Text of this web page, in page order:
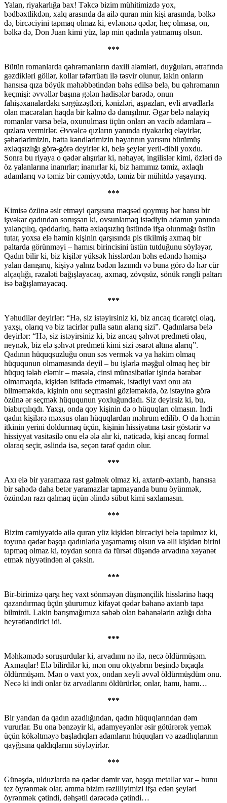
Yalan, riyakarlığa bax! Təkcə bizim mühitimizdə yox,
bədbəxtlikdən, xalq arasında da ailə quran min kişi arasında, bəlkə
də, bircəciyini tapmaq olmaz ki, evlənənə qədər, heç olmasa, on,
bəlkə də, Don Juan kimi yüz, lap min qadınla yatmamış olsun.
***
Bütün romanlarda qəhrəmanların daxili aləmləri, duyğuları, ətrafında
gəzdikləri göllər, kollar təfərrüatı ilə təsvir olunur, lakin onların
hansısa qıza böyük məhəbbətindən bəhs edilsə belə, bu qəhrəmanın
keçmişi: əvvəllər başına gələn hadisələr barədə, onun
fahişəxanalardakı sərgüzəştləri, kənizləri, aşpazları, evli arvadlarla
olan macəraları haqda bir kəlmə də danışılmır. Əgər belə nalayiq
romanlar varsa belə, oxunulması üçün onları ən vacib adamlara –
qızlara vermirlər. Əvvəlcə qızların yanında riyakarlıq eləyirlər,
şəhərlərimizin, hətta kəndlərimizin həyatının yarısını bürümüş
əxlaqsızlığı görə-görə deyirlər ki, belə şeylər yerli-dibli yoxdu.
Sonra bu riyaya o qədər alışırlar ki, nəhayət, ingilislər kimi, özləri də
öz yalanlarına inanırlar; inanırlar ki, biz hamımız təmiz, əxlaqlı
adamlarıq və təmiz bir cəmiyyətdə, təmiz bir mühitdə yaşayırıq.
***
Kimisə özünə əsir etməyi qarşısına məqsəd qoymuş hər hansı bir
işvəkar qadından soruşsan ki, ovsunlamaq istədiyin adamın yanında
yalançılıq, qəddarlıq, hətta əxlaqsızlıq üstündə ifşa olunmağı üstün
tutar, yoxsa elə həmin kişinin qarşısında pis tikilmiş axmaq bir
paltarda görünməyi – hamısı birincisini üstün tutduğunu söyləyər,
Qadın bilir ki, biz kişilər yüksək hisslərdən bəhs edəndə həmişə
yalan danışırıq, kişiyə yalnız bədən lazımdı və buna görə də hər cür
alçaqlığı, rəzaləti bağışlayacaq, axmaq, zövqsüz, sönük rəngli paltarı
isə bağışlamayacaq.
***
Yəhudilər deyirlər: “Hə, siz istəyirsiniz ki, biz ancaq ticarətçi olaq,
yaxşı, olarıq və biz tacirlər pulla satın alarıq sizi”. Qadınlarsa belə
deyirlər: “Hə, siz istəyirsiniz ki, biz ancaq şəhvət predmeti olaq,
neynək, biz elə şəhvət predmeti kimi sizi əsarət altına alarıq”.
Qadının hüquqsuzluğu onun səs vermək və ya hakim olmaq
hüququnun olmamasında deyil – bu işlərlə məşğul olmaq heç bir
hüquq tələb eləmir – məsələ, cinsi münasibətlər işində bərabər
olmamaqda, kişidən istifadə etməmək, istədiyi vaxt onu ata
bilməməkdə, kişinin onu seçməsini gözləməkdə, öz istəyinə görə
özünə ər seçmək hüququnun yoxluğundadı. Siz deyirsiz ki, bu,
biabırçılıqdı. Yaxşı, onda qoy kişinin də o hüquqları olmasın. İndi
qadın kişilərə məxsus olan hüquqlardan məhrum edilib. O da həmin
itkinin yerini doldurmaq üçün, kişinin hissiyatına təsir göstərir və
hissiyyat vasitəsilə onu elə ələ alır ki, nəticədə, kişi ancaq formal
olaraq seçir, əslində isə, seçən tərəf qadın olur.
***
Axı elə bir yaramaza rast gəlmək olmaz ki, axtarıb-axtarıb, hansısa
bir sahədə daha betər yaramazlar tapmayanda bunu öyünmək,
özündən razı qalmaq üçün əlində sübut kimi saxlamasın.
***
Bizim cəmiyyətdə ailə quran yüz kişidən bircəciyi belə tapılmaz ki,
toyuna qədər başqa qadınlarla yaşamamış olsun və əlli kişidən birini
tapmaq olmaz ki, toydan sonra da fürsət düşəndə arvadına xəyanət
etmək niyyətindən əl çəksin.
***
Bir-birimizə qarşı heç vaxt sönməyən düşmənçilik hisslərinə haqq
qazandırmaq üçün şüurumuz kifayət qədər bəhanə axtarıb tapa
bilmirdi. Lakin barışmağımıza səbəb olan bəhanələrin azlığı daha
heyrətləndirici idi.
***
Məhkəmədə soruşurdular ki, arvadımı nə ilə, necə öldürmüşəm.
Axmaqlar! Elə bilirdilər ki, mən onu oktyabrın beşində bıçaqla
öldürmüşəm. Mən o vaxt yox, ondan xeyli əvvəl öldürmüşdüm onu.
Necə ki indi onlar öz arvadlarını öldürürlər, onlar, hamı, hamı…
***
Bir yandan da qadın azadlığından, qadın hüquqlarından dəm
vururlar. Bu ona bənzəyir ki, adamyeyənlər əsir götürərək yemək
üçün kökəltməyə başladıqları adamların hüquqları və azadlıqlarının
qayğısına qaldıqlarını söyləyirlər.
***
Günəşdə, ulduzlarda nə qədər dəmir var, başqa metallar var – bunu
tez öyrənmək olar, amma bizim rəzilliyimizi ifşa edən şeyləri
öyrənmək çətindi, dəhşətli dərəcədə çətindi…